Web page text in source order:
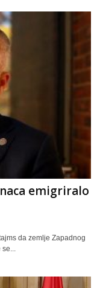
emigriralo
da zemlje Zapadnog